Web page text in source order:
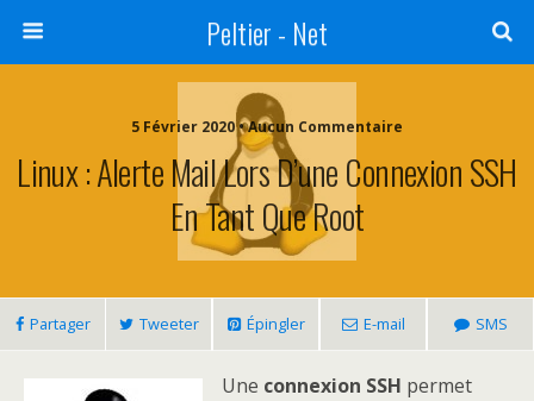
Peltier - Net
5 Février 2020 • Aucun Commentaire
Linux : Alerte Mail Lors D’une Connexion SSH
En Tant Que Root
Partager Tweeter Épingler E-mail SMS
Une connexion SSH permet